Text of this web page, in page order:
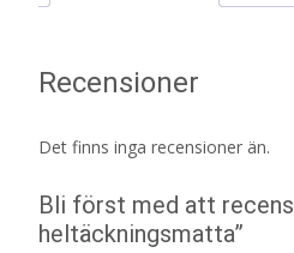
Recensioner
Det finns inga recensioner än.
Bli först med att
heltäckningsmatta”